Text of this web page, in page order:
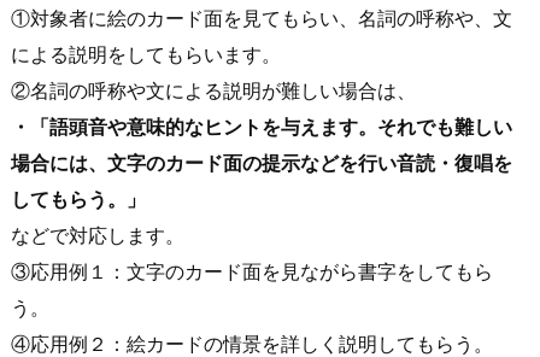
①対象者に絵のカード面を見てもらい、名詞の呼称や、文
による説明をしてもらいます。
②名詞の呼称や文による説明が難しい場合は、
・「語頭音や意味的なヒントを与えます。それでも難しい
場合には、文字のカード面の提示などを行い音読・復唱を
してもらう。」
などで対応します。
③応用例１：文字のカード面を見ながら書字をしてもら
う。
④応用例２：絵カードの情景を詳しく説明してもらう。